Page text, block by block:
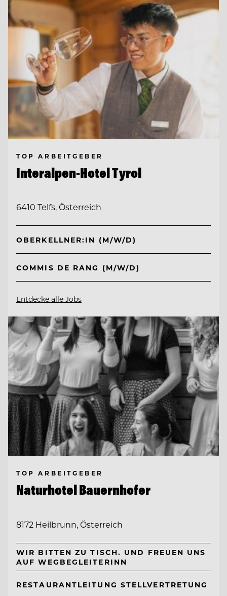
TOP ARBEITGEBER
Interalpen-Hotel Tyrol
6410 Telfs, Österreich
OBERKELLNER:IN (M/W/D)
COMMIS DE RANG (M/W/D)
Entdecke alle Jobs
TOP ARBEITGEBER
Naturhotel Bauernhofer
8172 Heilbrunn, Österreich
WIR BITTEN ZU TISCH. UND FREUEN UNS
AUF WEGBEGLEITERINN
RESTAURANTLEITUNG STELLVERTRETUNG